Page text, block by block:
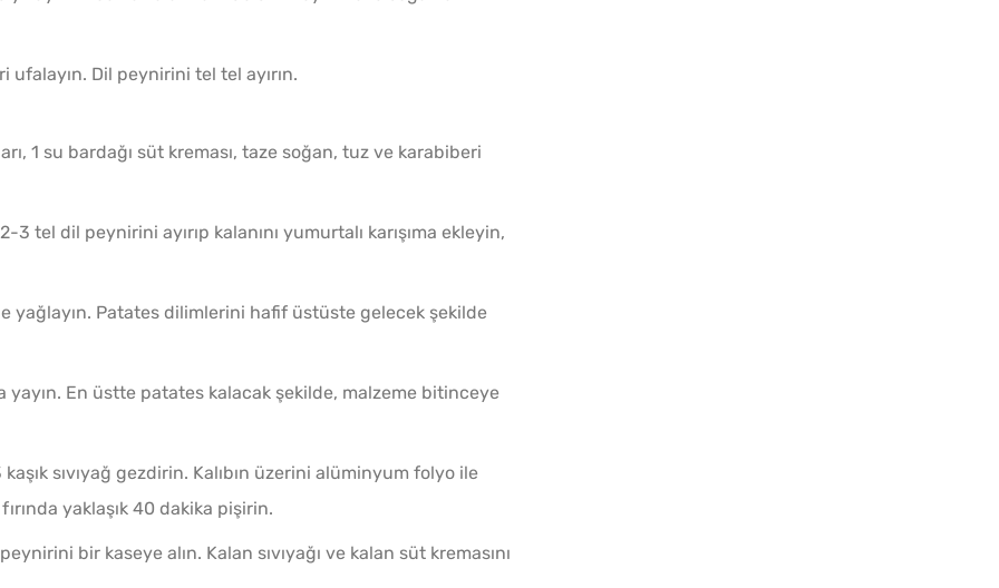
ufalayın. Dil peynirini tel tel ayırın.
1 su bardağı süt kreması, taze soğan, tuz ve karabiberi
3 tel dil peynirini ayırıp kalanını yumurtalı karışıma ekleyin,
ile yağlayın. Patates dilimlerini hafif üstüste gelecek şekilde
yayın. En üstte patates kalacak şekilde, malzeme bitinceye
sıvıyağ gezdirin. Kalıbın üzerini alüminyum folyo ile
fırında yaklaşık 40 dakika pişirin.
bir kaseye alın. Kalan sıvıyağı ve kalan süt kremasını